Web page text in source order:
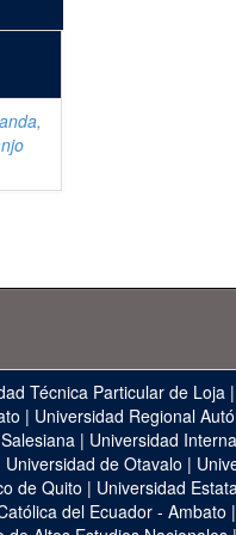
Técnica Particular de Loja |
| Universidad Regional
| Universidad
Universidad de Otavalo |
de Quito | Universidad
del Ecuador - Ambato |